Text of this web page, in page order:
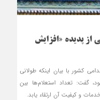
از پدیده «افزایش
کشور با بیان اینکه طولانی
گفت: تعداد استعلام‌ها بین
و کیفیت آن ارتقاء یابد.